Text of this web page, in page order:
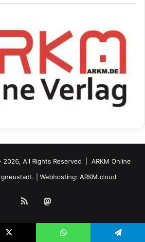
All Rights Reserved | ARKM Online
| Webhosting: ARKM.cloud
RSS